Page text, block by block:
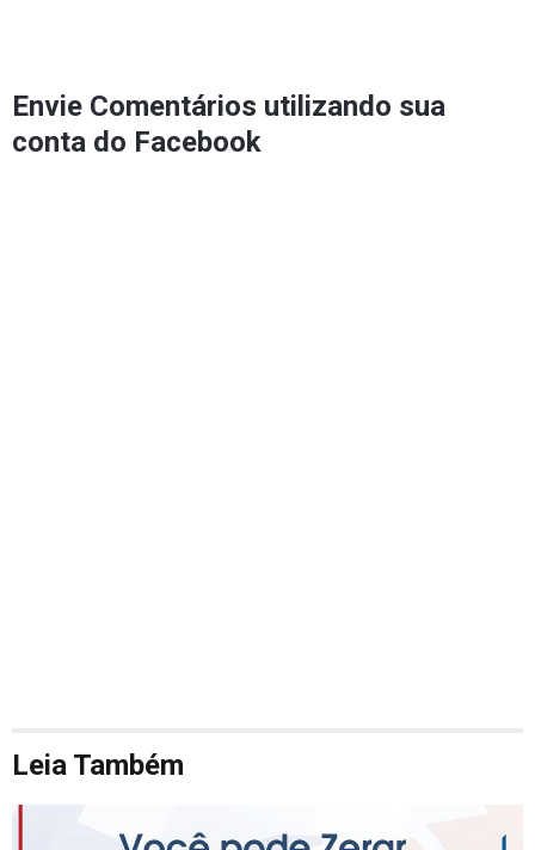
Envie Comentários utilizando sua
conta do Facebook
Leia Também